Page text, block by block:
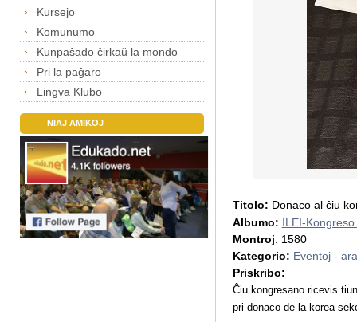
Kursejo
Komunumo
Kunpaŝado ĉirkaŭ la mondo
Pri la paĝaro
Lingva Klubo
NIAJ AMIKOJ
Titolo: Donaco al ĉiu
Albumo: ILEI-
Montroj: 1580
Kategorio: Eventoj -
Priskribo:
Ĉiu kongresano ricevis
pri donaco de la korea